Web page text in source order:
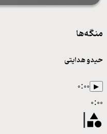
منگه‌ها
حیدو هدایتی
▶ ۰:۰۰
۰:۰۰